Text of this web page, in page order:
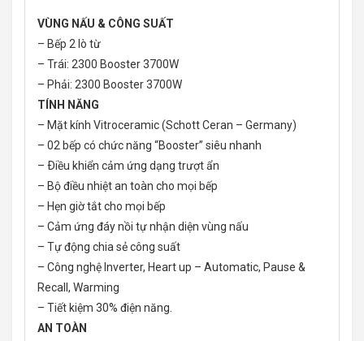
VÙNG NẤU & CÔNG SUẤT
– Bếp 2 lò từ
– Trái: 2300 Booster 3700W
– Phải: 2300 Booster 3700W
TÍNH NĂNG
– Mặt kính Vitroceramic (Schott Ceran – Germany)
– 02 bếp có chức năng “Booster” siêu nhanh
– Ðiều khiển cảm ứng dạng trượt ẩn
– Bộ điều nhiệt an toàn cho mọi bếp
– Hẹn giờ tắt cho mọi bếp
– Cảm ứng đáy nồi tự nhận diện vùng nấu
– Tự động chia sẻ công suất
– Công nghệ Inverter, Heart up – Automatic, Pause &
Recall, Warming
– Tiết kiệm 30% điện năng.
AN TOÀN